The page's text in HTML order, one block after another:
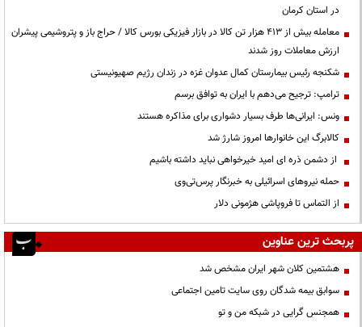
در استان کرمان
معامله بیش از ۴۱۳ هزار تن کالا در بازار فیزیکی بورس کالا / حراج باز و پتروشیمی پیشران
ارزش معاملات روز شدند
شکنجه رئیس بیمارستان کمال عدوان غزه در زندان رژیم صهیونیستی
ترامپ: ترجیح می‌دهم با ایران به توافق برسم
ونس: ایرانی‌ها طرف بسیار دشواری برای مذاکره هستند
کالابرگ این خانوارها امروز شارژ شد
از دشمن ذره ای امید خیرخواهی نباید داشته باشیم
حمله نیروهای اسرائیلی به خبرنگار پرس‌تی‌وی
از التماس تا فروپاشی هژمونی دلار
پربحث ترین عناوین
هشتمین کلان شهر ایران مشخص شد
سوابق بیمه شدگان روی سایت تامین اجتماعی
همجنس گرایی در شبکه من و تو